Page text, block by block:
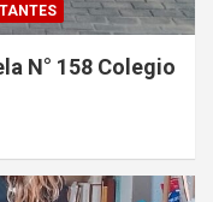
N° 158 Colegio